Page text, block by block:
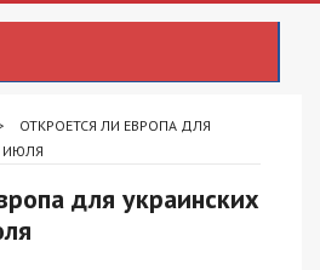
ОТКРОЕТСЯ ЛИ ЕВРОПА ДЛЯ
ИЮЛЯ
для украинских